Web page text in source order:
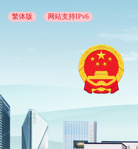
繁体版 网站支持IPv6